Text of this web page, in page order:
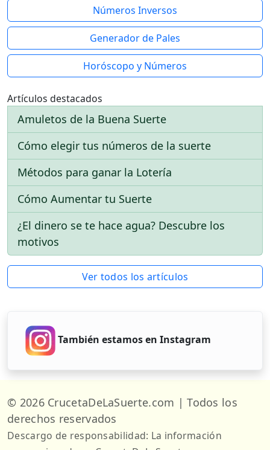
Números Inversos
Generador de Pales
Horóscopo y Números
Artículos destacados
Amuletos de la Buena Suerte
Cómo elegir tus números de la suerte
Métodos para ganar la Lotería
Cómo Aumentar tu Suerte
¿El dinero se te hace agua? Descubre los
motivos
Ver todos los artículos
También estamos en Instagram
© 2026 CrucetaDeLaSuerte.com | Todos los
derechos reservados
Descargo de responsabilidad: La información